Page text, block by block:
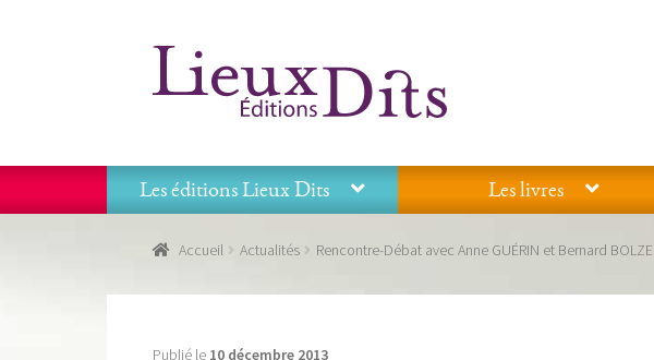
Aller
à
Aller
au
Les éditions Lieux Dits Les livres
Accueil Actualités Rencontre-Débat avec Anne GUÉRIN et Bernard BOLZE
Publié le 10 décembre 2013